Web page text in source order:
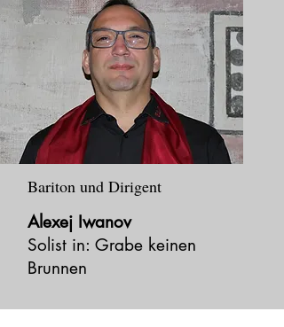
Bariton und Dirigent
Alexej Iwanov
Solist in: Grabe keinen
Brunnen